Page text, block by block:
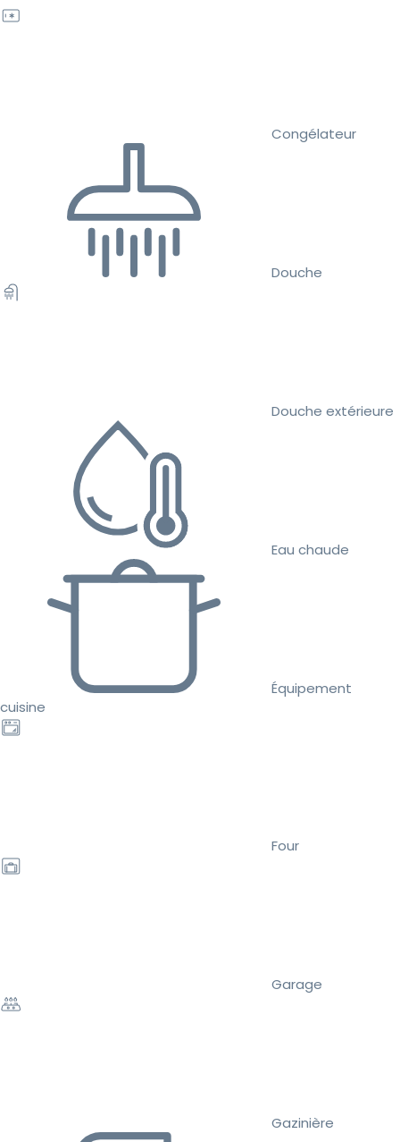
Congélateur
Douche
Douche extérieure
Eau chaude
Équipement
cuisine
Four
Garage
Gazinière